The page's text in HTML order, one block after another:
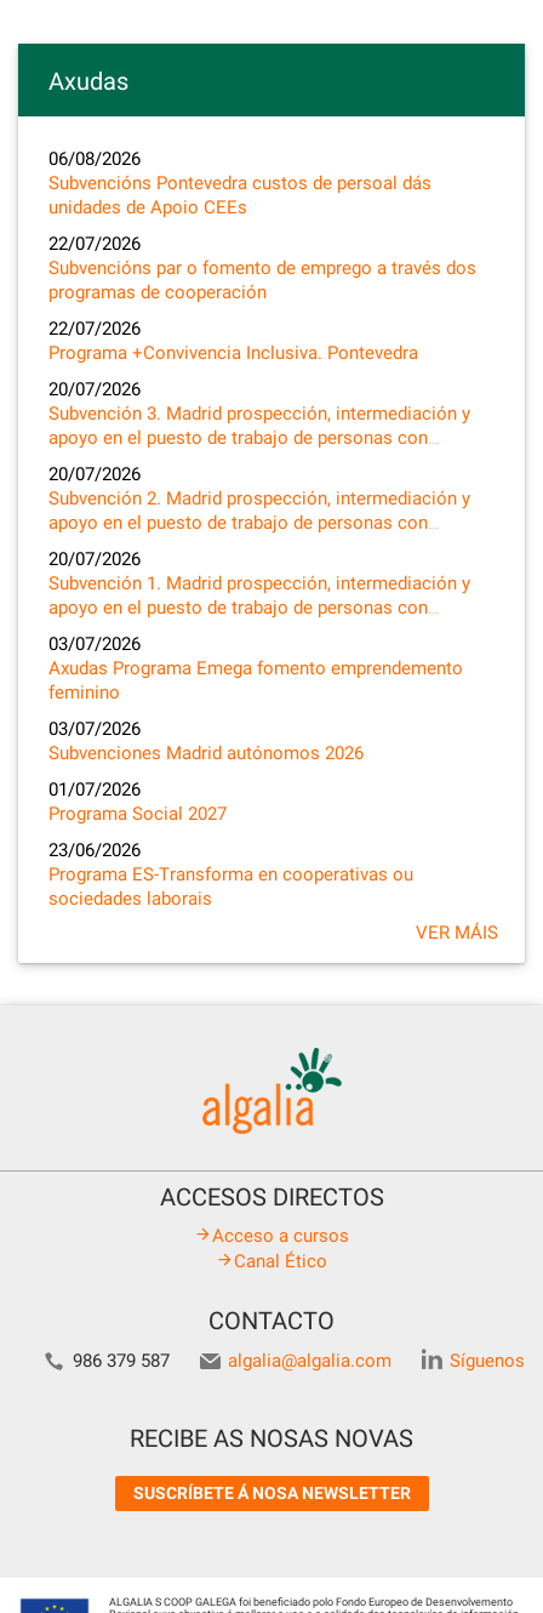
Axudas
06/08/2026
Subvencións Pontevedra custos de persoal dás
unidades de Apoio CEEs
22/07/2026
Subvencións par o fomento de emprego a través dos
programas de cooperación
22/07/2026
Programa +Convivencia Inclusiva. Pontevedra
20/07/2026
Subvención 3. Madrid prospección, intermediación y
apoyo en el puesto de trabajo de personas con…
20/07/2026
Subvención 2. Madrid prospección, intermediación y
apoyo en el puesto de trabajo de personas con…
20/07/2026
Subvención 1. Madrid prospección, intermediación y
apoyo en el puesto de trabajo de personas con…
03/07/2026
Axudas Programa Emega fomento emprendemento
feminino
03/07/2026
Subvenciones Madrid autónomos 2026
01/07/2026
Programa Social 2027
23/06/2026
Programa ES-Transforma en cooperativas ou
sociedades laborais
VER MÁIS
ACCESOS DIRECTOS
Acceso a cursos
Canal Ético
CONTACTO
986 379 587 algalia@algalia.com Síguenos
RECIBE AS NOSAS NOVAS
SUSCRÍBETE Á NOSA NEWSLETTER
ALGALIA S COOP GALEGA foi beneficiado polo Fondo Europeo de Desenvolvemento